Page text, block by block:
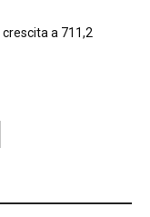
a 711,2